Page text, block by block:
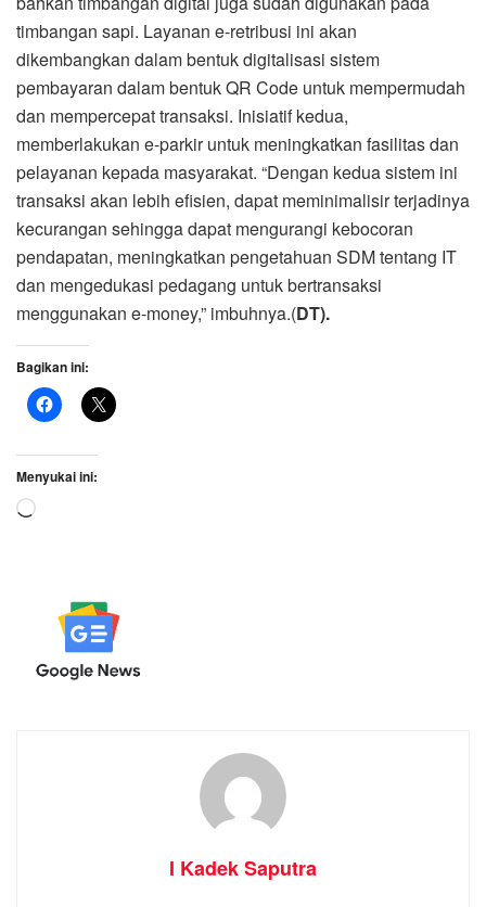
timbangan sapi. Layanan e-retribusi ini akan
dikembangkan dalam bentuk digitalisasi sistem
pembayaran dalam bentuk QR Code untuk mempermudah
dan mempercepat transaksi. Inisiatif kedua,
memberlakukan e-parkir untuk meningkatkan fasilitas dan
pelayanan kepada masyarakat. “Dengan kedua sistem ini
transaksi akan lebih efisien, dapat meminimalisir terjadinya
kecurangan sehingga dapat mengurangi kebocoran
pendapatan, meningkatkan pengetahuan SDM tentang IT
dan mengedukasi pedagang untuk bertransaksi
menggunakan e-money,” imbuhnya.(DT).
Bagikan ini:
Menyukai ini:
Memuat...
I Kadek Saputra